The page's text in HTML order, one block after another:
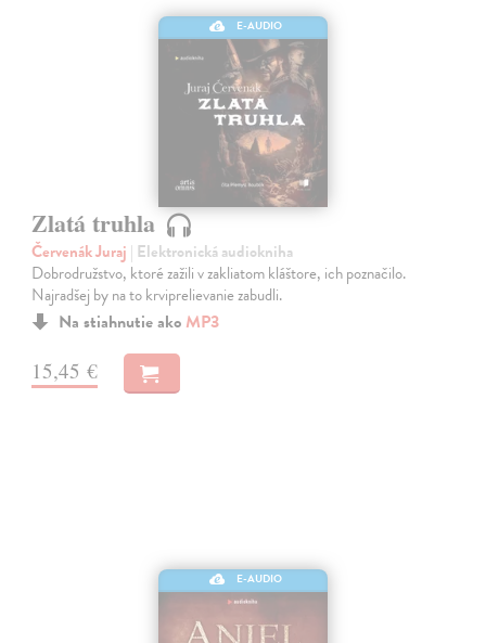
E-AUDIO
Zlatá truhla
Červenák Juraj | Elektronická audiokniha
Dobrodružstvo, ktoré zažili v zakliatom kláštore, ich poznačilo.
Najradšej by na to krviprelievanie zabudli.
Na stiahnutie ako MP3
15,45 €
E-AUDIO